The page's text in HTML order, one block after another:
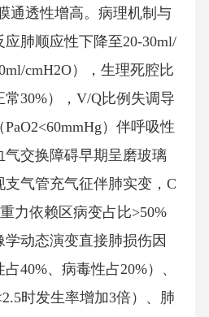
通透性增高。病理机制与
肺顺应性下降至20-30ml/
cmH2O），生理死腔比
常30%），V/Q比例失调导
）伴呼吸性
交换障碍早期呈磨玻璃
气管充气征伴肺实变，C
力依赖区病变占比>50%
动态演变直接肺损伤因
40%、病毒性占20%）、
时发生率增加3倍）、肺